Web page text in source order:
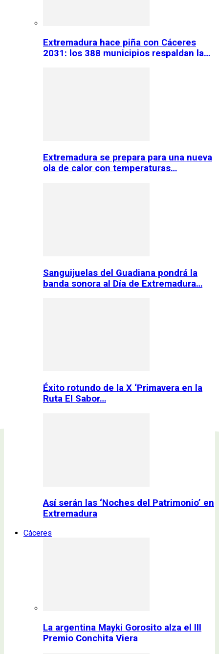
Extremadura hace piña con Cáceres
2031: los 388 municipios respaldan la…
Extremadura se prepara para una nueva
ola de calor con temperaturas…
Sanguijuelas del Guadiana pondrá la
banda sonora al Día de Extremadura…
Éxito rotundo de la X ‘Primavera en la
Ruta El Sabor…
Así serán las ‘Noches del Patrimonio’ en
Extremadura
Cáceres
La argentina Mayki Gorosito alza el III
Premio Conchita Viera